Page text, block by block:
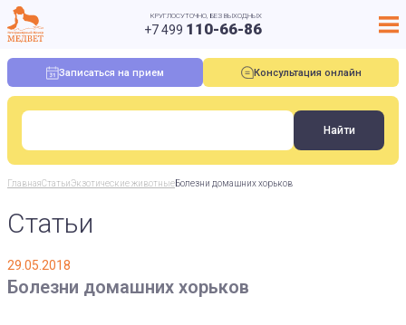
КРУГЛОСУТОЧНО, БЕЗ ВЫХОДНЫХ
+7 499 110-66-86
Записаться на прием Консультация онлайн
ГлавнаяСтатьиЭкзотические животныеБолезни домашних хорьков
Статьи
29.05.2018
Болезни домашних хорьков